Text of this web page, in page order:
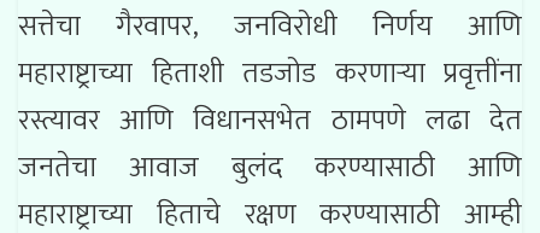
सत्तेचा गैरवापर, जनविरोधी निर्णय आणि
महाराष्ट्राच्या हिताशी तडजोड करणाऱ्या प्रवृत्तींना
रस्त्यावर आणि विधानसभेत ठामपणे लढा देत
जनतेचा आवाज बुलंद करण्यासाठी आणि
महाराष्ट्राच्या हिताचे रक्षण करण्यासाठी आम्ही